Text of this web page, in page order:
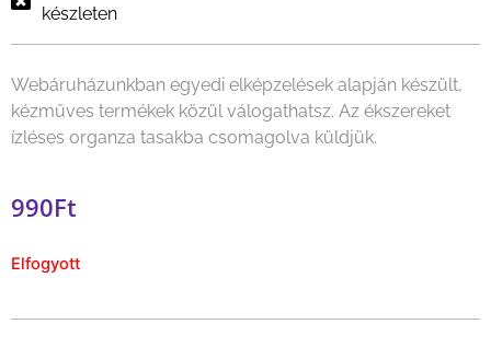
készleten
Webáruházunkban egyedi elképzelések alapján készült,
kézműves termékek közül válogathatsz. Az ékszereket
ízléses organza tasakba csomagolva küldjük.
990Ft
Elfogyott